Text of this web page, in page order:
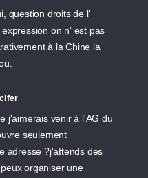
question droits de l'
on n' est pas
à la Chine la
j'aimerais venir à l'AG du
seulement
adresse ?j'attends des
organiser une